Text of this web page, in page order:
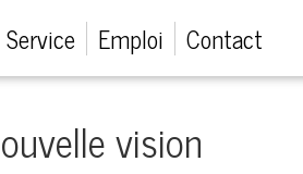
Service Emploi Contact
vision